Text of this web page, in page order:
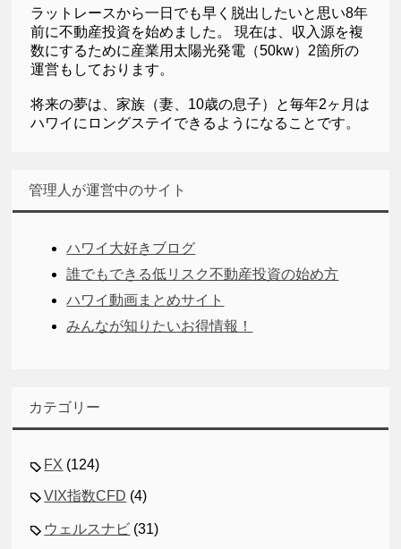
ラットレースから一日でも早く脱出したいと思い8年
前に不動産投資を始めました。 現在は、収入源を複
数にするために産業用太陽光発電（50kw）2箇所の
運営もしております。
将来の夢は、家族（妻、10歳の息子）と毎年2ヶ月は
ハワイにロングステイできるようになることです。
管理人が運営中のサイト
ハワイ大好きブログ
誰でもできる低リスク不動産投資の始め方
ハワイ動画まとめサイト
みんなが知りたいお得情報！
カテゴリー
FX (124)
VIX指数CFD (4)
ウェルスナビ (31)